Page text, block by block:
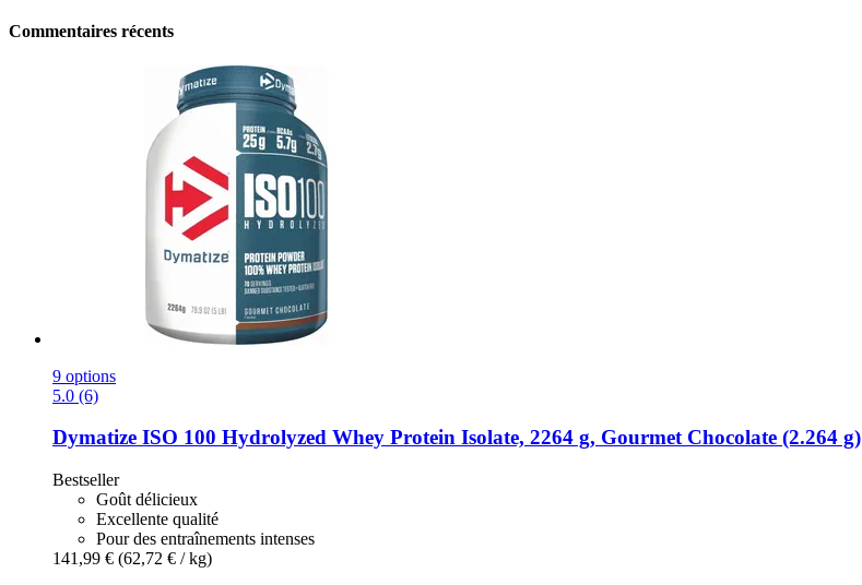
Commentaires récents
9 options
5.0 (6)
Dymatize ISO 100 Hydrolyzed Whey Protein Isolate, 2264 g, Gourmet Chocolate (2.264 g)
Bestseller
Goût délicieux
Excellente qualité
Pour des entraînements intenses
141,99 € (62,72 € / kg)